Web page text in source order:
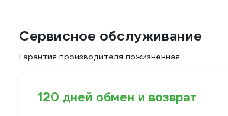
Сервисное обслуживание
Гарантия производителя пожизненная
120 дней обмен и возврат